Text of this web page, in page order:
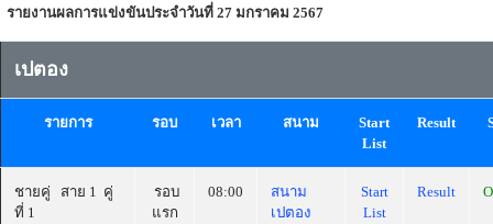
รายงานผลการแข่งขันประจำวันที่ 27 มกราคม 2567
เปตอง
รายการ รอบ เวลา สนาม
Start
List
Result
ชายคู่ สาย 1 คู่
ที่ 1
รอบ
แรก
08:00
สนาม
เปตอง
Start
List
Result